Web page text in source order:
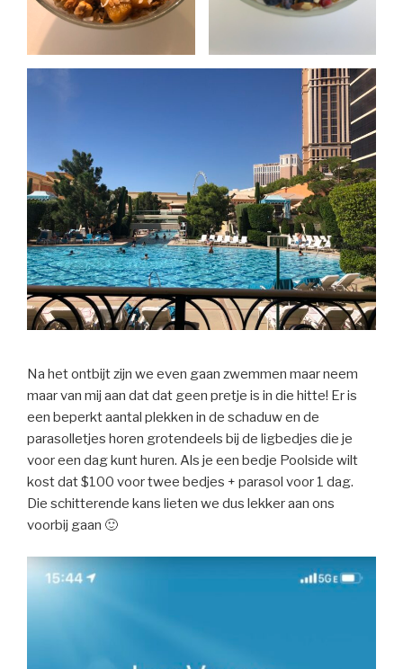
Na het ontbijt zijn we even gaan zwemmen maar neem
maar van mij aan dat dat geen pretje is in die hitte! Er is
een beperkt aantal plekken in de schaduw en de
parasolletjes horen grotendeels bij de ligbedjes die je
voor een dag kunt huren. Als je een bedje Poolside wilt
kost dat $100 voor twee bedjes + parasol voor 1 dag.
Die schitterende kans lieten we dus lekker aan ons
voorbij gaan 🙂